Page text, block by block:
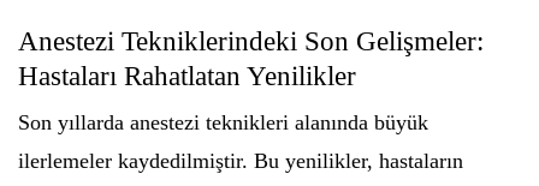
Anestezi Tekniklerindeki Son Gelişmeler:
Hastaları Rahatlatan Yenilikler
Son yıllarda anestezi teknikleri alanında büyük
ilerlemeler kaydedilmiştir. Bu yenilikler, hastaların